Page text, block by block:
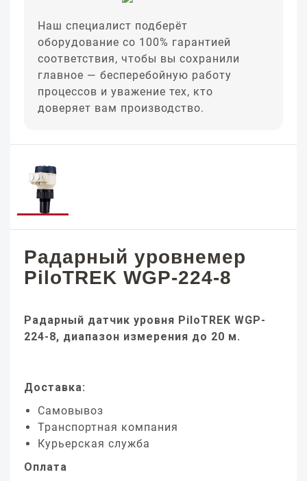
Наш специалист подберёт
оборудование со 100% гарантией
соответствия, чтобы вы сохранили
главное — бесперебойную работу
процессов и уважение тех, кто
доверяет вам производство.
Радарный уровнемер
PiloTREK WGP-224-8
Радарный датчик уровня PiloTREK WGP-
224-8, диапазон измерения до 20 м.
Доставка:
Самовывоз
Транспортная компания
Курьерская служба
Оплата